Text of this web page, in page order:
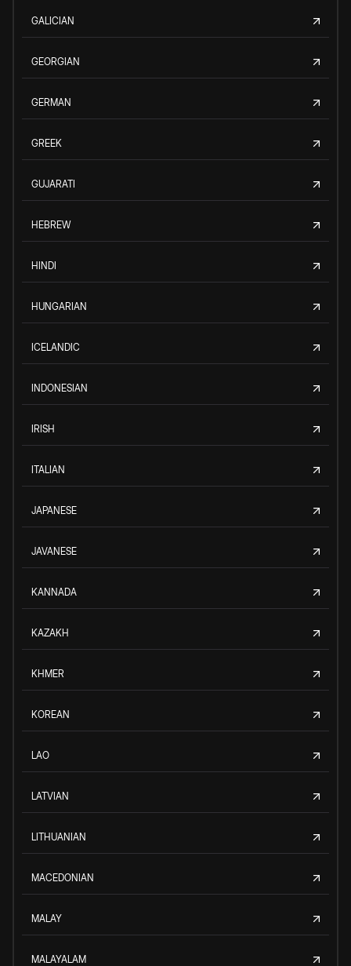
GALICIAN
GEORGIAN
GERMAN
GREEK
GUJARATI
HEBREW
HINDI
HUNGARIAN
ICELANDIC
INDONESIAN
IRISH
ITALIAN
JAPANESE
JAVANESE
KANNADA
KAZAKH
KHMER
KOREAN
LAO
LATVIAN
LITHUANIAN
MACEDONIAN
MALAY
MALAYALAM